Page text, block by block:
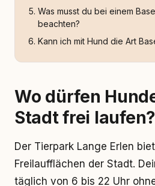
Was musst du bei einem
beachten?
Kann ich mit Hund die Art
Wo dürfen
Stadt frei laufen?
Der Tierpark Lange Erlen
Freilaufflächen der Stadt.
täglich von 6 bis 22 Uhr